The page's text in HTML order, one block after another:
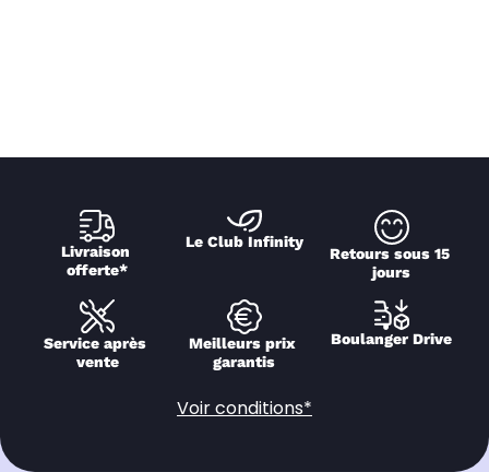
Livraison
offerte*
Le Club Infinity
Retours sous 15
jours
Service après
vente
Meilleurs prix
garantis
Boulanger Drive
Voir conditions*